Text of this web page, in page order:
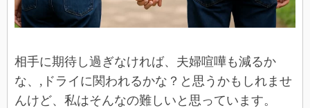
相手に期待し過ぎなければ、夫婦喧嘩も減るか
な、,ドライに関われるかな？と思うかもしれませ
んけど、私はそんなの難しいと思っています。